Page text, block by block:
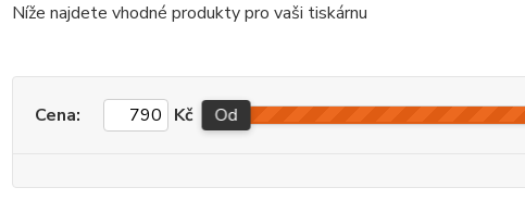
Níže najdete vhodné produkty pro vaši tiskárnu
Cena: Kč Od